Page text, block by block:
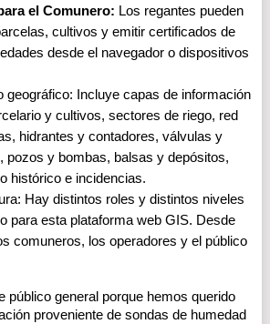
el Comunero: Los regantes pueden
cultivos y emitir certificados de
desde el navegador o dispositivos
geográfico: Incluye capas de información
y cultivos, sectores de riego, red
hidrantes y contadores, válvulas y
pozos y bombas, balsas y depósitos,
histórico e incidencias.
Hay distintos roles y distintos niveles
para esta plataforma web GIS. Desde
comuneros, los operadores y el público
público general porque hemos querido
proveniente de sondas de humedad